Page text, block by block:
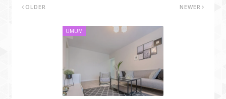
NEWER
OLDER
UMUM